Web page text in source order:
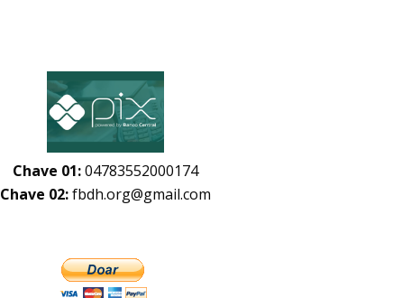
Chave 01:04783552000174
Chave 02:fbdh.org@gmail.com